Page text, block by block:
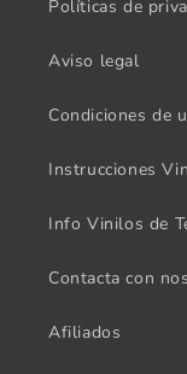
Políticas de
Aviso legal
Condiciones de
Instrucciones
Info Vinilos de
Contacta con
Afiliados